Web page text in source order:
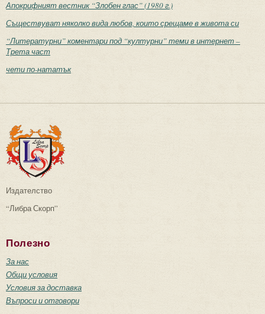
Апокрифният вестник “Злобен глас” (1980 г.)
Съществуват няколко вида любов, които срещаме в живота си
“Литературни” коментари под “културни” теми в интернет –
Трета част
чети по-нататък
Издателство
“Либра Скорп”
Полезно
За нас
Общи условия
Условия за доставка
Въпроси и отговори